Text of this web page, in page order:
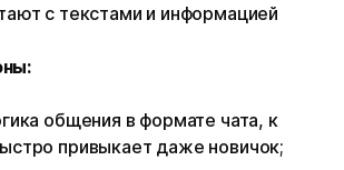
с текстами и информацией
общения в формате чата, к
привыкает даже новичок;